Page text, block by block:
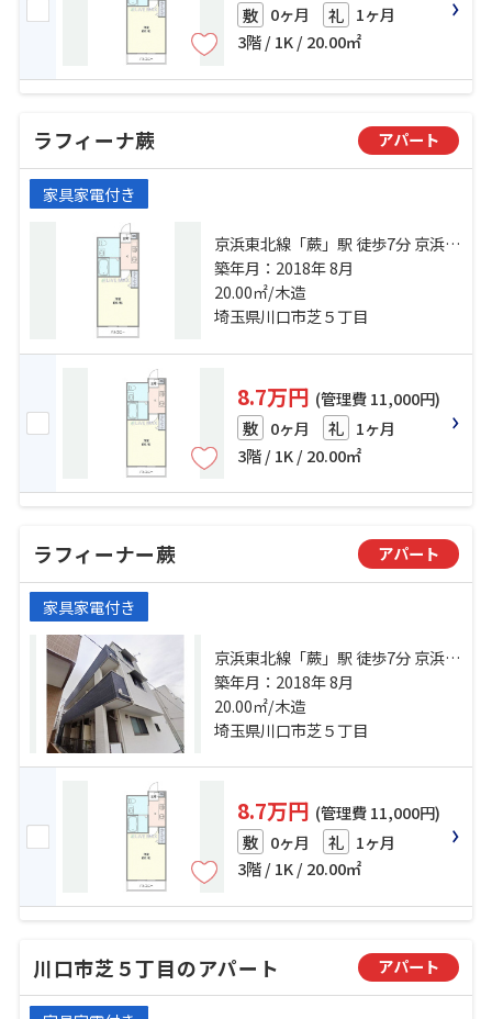
敷 0ヶ月 礼 1ヶ月
3階 / 1K / 20.00㎡
ラフィーナ蕨 アパート
家具家電付き
京浜東北線「蕨」駅 徒歩7分 京浜東
北線「西川口」駅 徒歩25分 埼京線
「戸田」駅 徒歩38分
築年月：2018年 8月
20.00㎡/木造
埼玉県川口市芝５丁目
8.7万円 (管理費 11,000円)
敷 0ヶ月 礼 1ヶ月
3階 / 1K / 20.00㎡
ラフィーナー蕨 アパート
家具家電付き
京浜東北線「蕨」駅 徒歩7分 京浜東
北線「西川口」駅 徒歩25分 埼京線
「戸田」駅 徒歩38分
築年月：2018年 8月
20.00㎡/木造
埼玉県川口市芝５丁目
8.7万円 (管理費 11,000円)
敷 0ヶ月 礼 1ヶ月
3階 / 1K / 20.00㎡
川口市芝５丁目のアパート アパート